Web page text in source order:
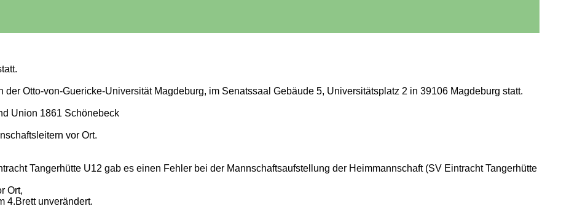
Otto-von-Guericke-Universität Magdeburg, im Senatssaal Gebäude 5, Universitätsplatz 2 in 39106 Magdeburg statt.
Union 1861 Schönebeck
vor Ort.
Tangerhütte U12 gab es einen Fehler bei der Mannschaftsaufstellung der Heimmannschaft (SV Eintracht Tangerhütte
Ort,
4.Brett unverändert.